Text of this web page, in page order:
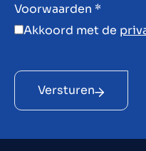
Voorwaarden *
Akkoord met de
Versturen